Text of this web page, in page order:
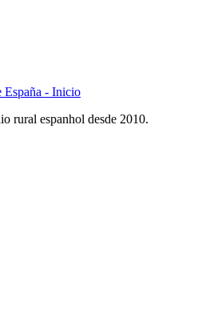
España - Inicio
rural espanhol desde 2010.